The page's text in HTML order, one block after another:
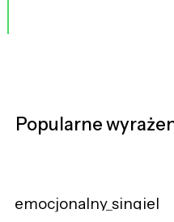
Popularne
emocjonalny_singiel